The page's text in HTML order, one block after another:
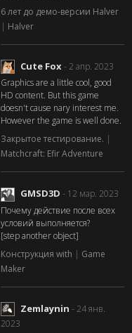
6 лет до демо-версии Halver
| Halver
Cute Fox- 2 апр. 2023
Graphics are a little cool, good
HD content. But this game
doesn't cause nary interest me.
However the game is well done.
Закрытое тестирование. |
Matchcraft: Efir Adventure
GMSD3D - 12 мар. 2023
Почему действие после всех
условий выполняется?
[step another object]
Конструкция with | Game
Maker
Zemlaynin - 24 янв.
2023